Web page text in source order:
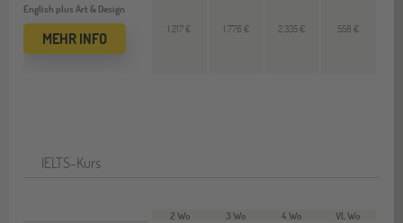
English plus Art & Design
MEHR INFO
1.217 € 1.776 € 2.335 € 558 €
IELTS-Kurs
2 Wo 3 Wo 4 Wo VL Wo